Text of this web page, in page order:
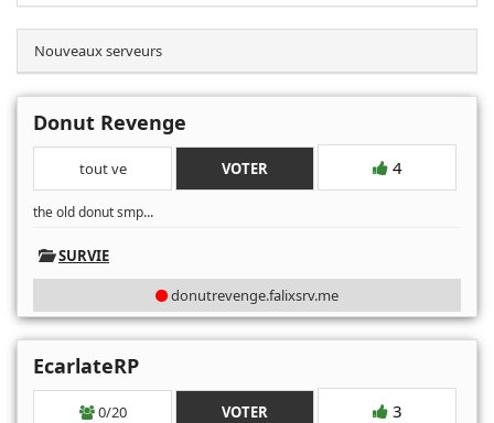
Nouveaux serveurs
Donut Revenge
tout ve VOTER 4
the old donut smp...
SURVIE
donutrevenge.falixsrv.me
EcarlateRP
0/20 VOTER 3